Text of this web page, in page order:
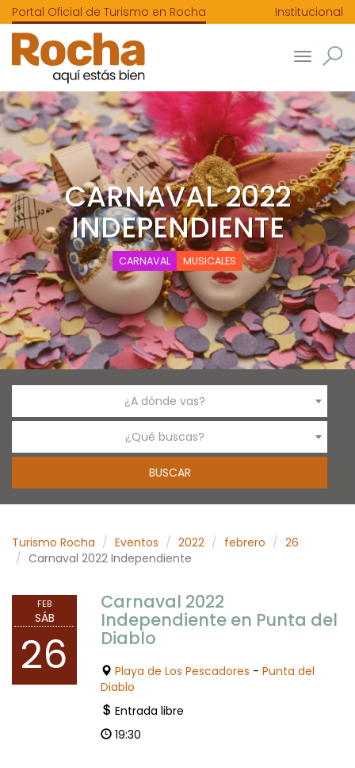
Portal Oficial de Turismo en Rocha Institucional
Toggle
CARNAVAL 2022
INDEPENDIENTE
CARNAVAL MUSICALES
¿A dónde vas?
¿Qué buscas?
Turismo Rocha Eventos 2022 febrero
26
Carnaval 2022 Independiente
FEB
SÁB
26
Carnaval 2022
Independiente en Punta del
Diablo
Playa de Los Pescadores - Punta del
Diablo
Entrada libre
19:30